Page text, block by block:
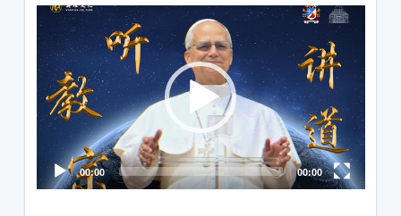
Video
Player
00:00 00:00
Audio
Player